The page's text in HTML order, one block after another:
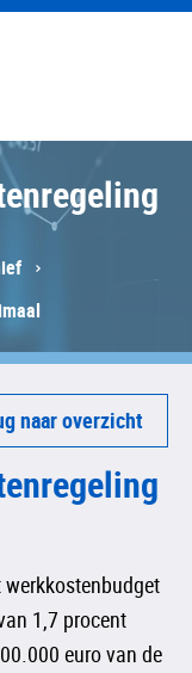
naar overzicht
1,7 procent
euro van de